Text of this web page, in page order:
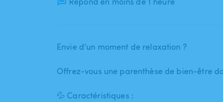
Envie d’un moment de relaxation ?
Offrez-vous une parenthèse de bien-être
💦 Caractéristiques :